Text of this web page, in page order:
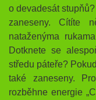
o devadesát
zaneseny. Cítíte
nataženýma
Dotknete se
středu páteře?
také zaneseny.
rozběhne energie